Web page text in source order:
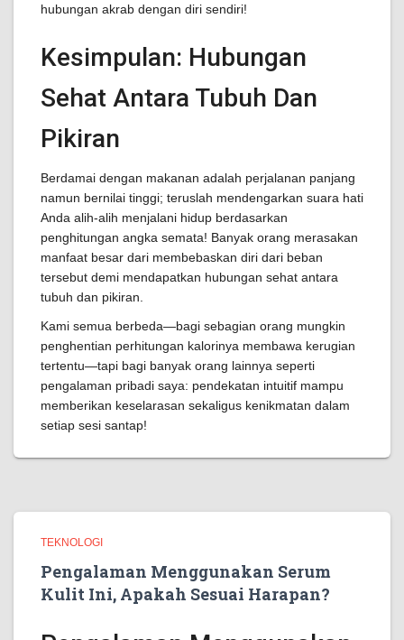
hubungan akrab dengan diri sendiri!
Kesimpulan: Hubungan
Sehat Antara Tubuh Dan
Pikiran
Berdamai dengan makanan adalah perjalanan panjang
namun bernilai tinggi; teruslah mendengarkan suara hati
Anda alih-alih menjalani hidup berdasarkan
penghitungan angka semata! Banyak orang merasakan
manfaat besar dari membebaskan diri dari beban
tersebut demi mendapatkan hubungan sehat antara
tubuh dan pikiran.
Kami semua berbeda—bagi sebagian orang mungkin
penghentian perhitungan kalorinya membawa kerugian
tertentu—tapi bagi banyak orang lainnya seperti
pengalaman pribadi saya: pendekatan intuitif mampu
memberikan keselarasan sekaligus kenikmatan dalam
setiap sesi santap!
TEKNOLOGI
Pengalaman Menggunakan Serum
Kulit Ini, Apakah Sesuai Harapan?